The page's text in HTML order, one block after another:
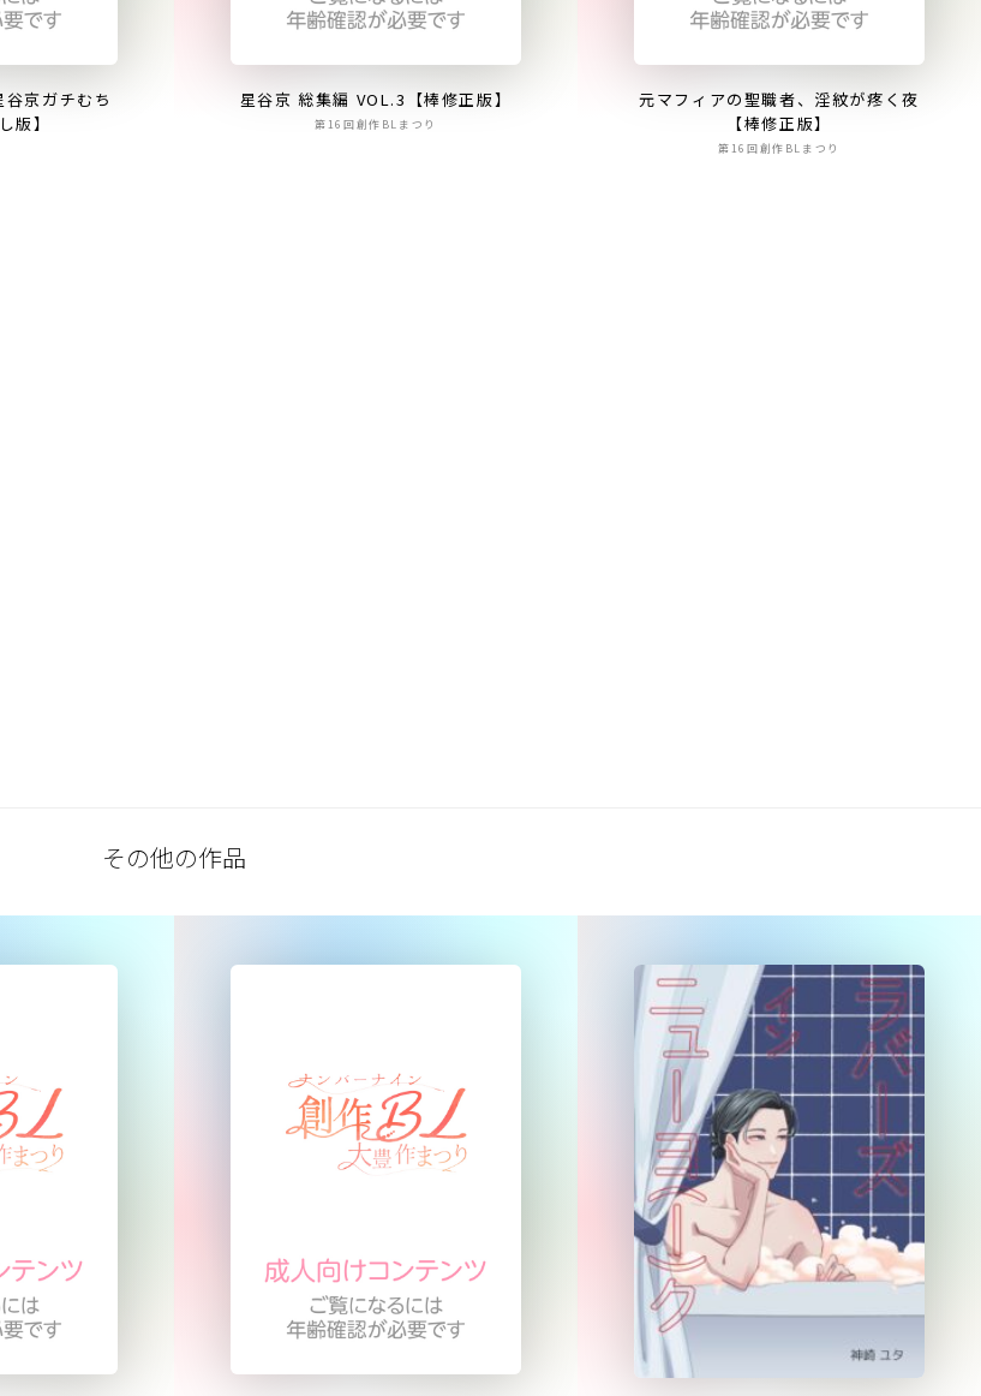
谷京ガチむち
版】
星谷京 総集編 VOL.3【棒修正版】
第16回創作BLまつり
元マフィアの聖職者、淫紋が疼く夜
【棒修正版】
第16回創作BLまつり
その他の作品